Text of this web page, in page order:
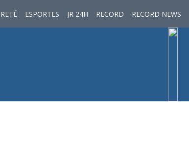
ESPORTES JR 24H RECORD RECORD NEWS